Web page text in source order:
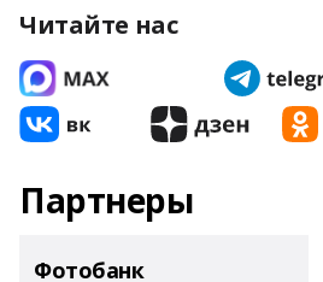
Читайте нас
Партнеры
Фотобанк